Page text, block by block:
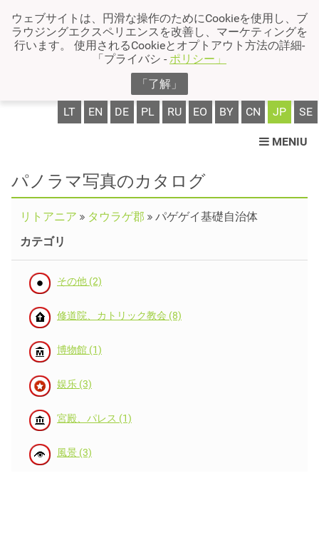
ウェブサイトは、円滑な操作のためにCookieを使用し、ブ
ラウジングエクスペリエンスを改善し、マーケティングを
行います。 使用されるCookieとオプトアウト方法の詳細-
「プライバシ - ポリシー」
「了解」
LT EN DE PL RU EO BY CN JP SE
MENIU
パノラマ写真のカタログ
リトアニア タウラゲ郡
パゲゲイ基礎自治体
カテゴリ
その他 (2)
修道院、カトリック教会 (8)
博物館 (1)
娱乐 (3)
宮殿、パレス (1)
風景 (3)